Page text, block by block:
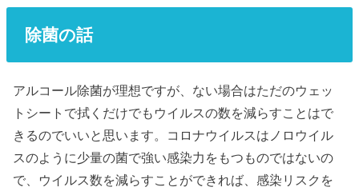
除菌の話
アルコール除菌が理想ですが、ない場合はただのウェッ
トシートで拭くだけでもウイルスの数を減らすことはで
きるのでいいと思います。コロナウイルスはノロウイル
スのように少量の菌で強い感染力をもつものではないの
で、 ウイルス数を減らすことができれば、感染リスクを